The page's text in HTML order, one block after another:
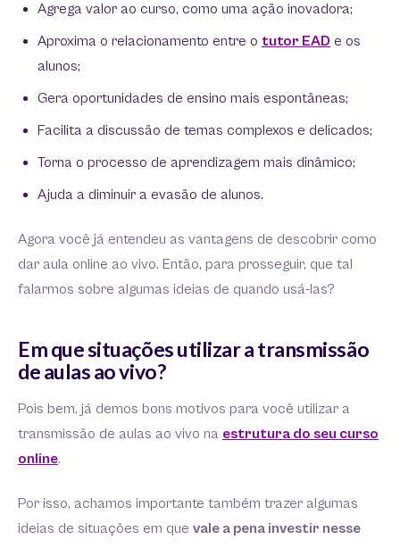
Agrega valor ao curso, como uma ação inovadora;
Aproxima o relacionamento entre o tutor EAD e os
alunos;
Gera oportunidades de ensino mais espontâneas;
Facilita a discussão de temas complexos e delicados;
Torna o processo de aprendizagem mais dinâmico;
Ajuda a diminuir a evasão de alunos.
Agora você já entendeu as vantagens de descobrir como
dar aula online ao vivo. Então, para prosseguir, que tal
falarmos sobre algumas ideias de quando usá-las?
Em que situações utilizar a transmissão
de aulas ao vivo?
Pois bem, já demos bons motivos para você utilizar a
transmissão de aulas ao vivo na estrutura do seu curso
online.
Por isso, achamos importante também trazer algumas
ideias de situações em que vale a pena investir nesse